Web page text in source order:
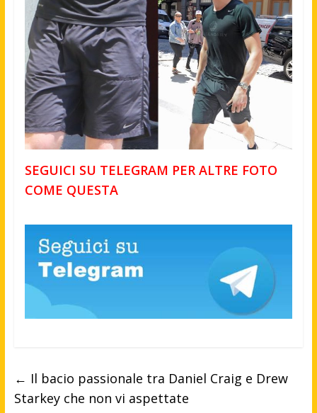
SEGUICI SU TELEGRAM PER ALTRE FOTO
COME QUESTA
← Il bacio passionale tra Daniel Craig e Drew
Starkey che non vi aspettate